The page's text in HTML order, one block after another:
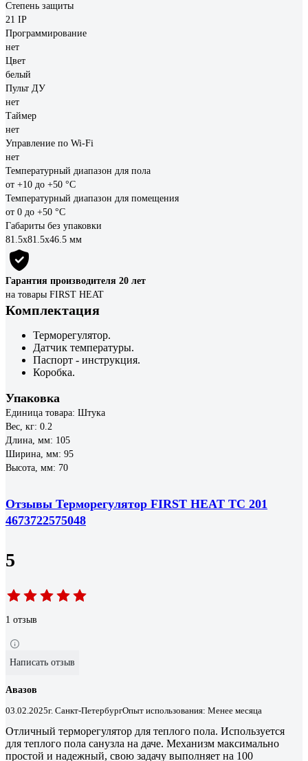
Степень защиты
21 IP
Программирование
нет
Цвет
белый
Пульт ДУ
нет
Таймер
нет
Управление по Wi-Fi
нет
Температурный диапазон для пола
от +10 до +50 °С
Температурный диапазон для помещения
от 0 до +50 °С
Габариты без упаковки
81.5х81.5х46.5 мм
Гарантия производителя 20 лет
на товары FIRST HEAT
Комплектация
Терморегулятор.
Датчик температуры.
Паспорт - инструкция.
Коробка.
Упаковка
Единица товара: Штука
Вес, кг: 0.2
Длина, мм: 105
Ширина, мм: 95
Высота, мм: 70
Отзывы Терморегулятор FIRST HEAT ТС 201
4673722575048
5
1 отзыв
Написать отзыв
Авазов
03.02.2025г. Санкт-ПетербургОпыт использования: Менее месяца
Отличный терморегулятор для теплого пола. Используется
для теплого пола санузла на даче. Механизм максимально
простой и надежный, свою задачу выполняет на 100